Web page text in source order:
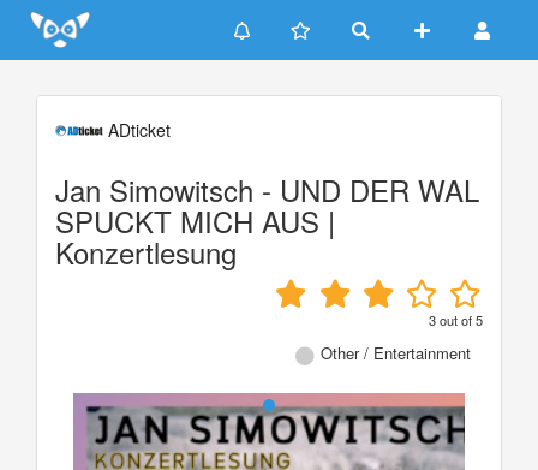
Update cookies preferences
ADticket
Jan Simowitsch - UND DER WAL
SPUCKT MICH AUS |
Konzertlesung
3out of5
Other / Entertainment